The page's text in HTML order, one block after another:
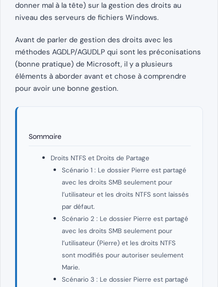
donner mal à la tête) sur la gestion des droits au
niveau des serveurs de fichiers Windows.
Avant de parler de gestion des droits avec les
méthodes AGDLP/AGUDLP qui sont les préconisations
(bonne pratique) de Microsoft, il y a plusieurs
éléments à aborder avant et chose à comprendre
pour avoir une bonne gestion.
Sommaire
Droits NTFS et Droits de Partage
Scénario 1 : Le dossier Pierre est partagé
avec les droits SMB seulement pour
l’utilisateur et les droits NTFS sont laissés
par défaut.
Scénario 2 : Le dossier Pierre est partagé
avec les droits SMB seulement pour
l’utilisateur (Pierre) et les droits NTFS
sont modifiés pour autoriser seulement
Marie.
Scénario 3 : Le dossier Pierre est partagé